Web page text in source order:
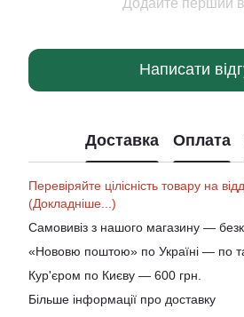
Додайте перший
Написати
Доставка Оплата
Перевіряйте цілісність товару на
(Докладніше...)
Самовивіз з нашого магазину —
«Нововю поштою» по Україні — по
Кур'єром по Києву — 600 грн.
Більше інформації про доставку